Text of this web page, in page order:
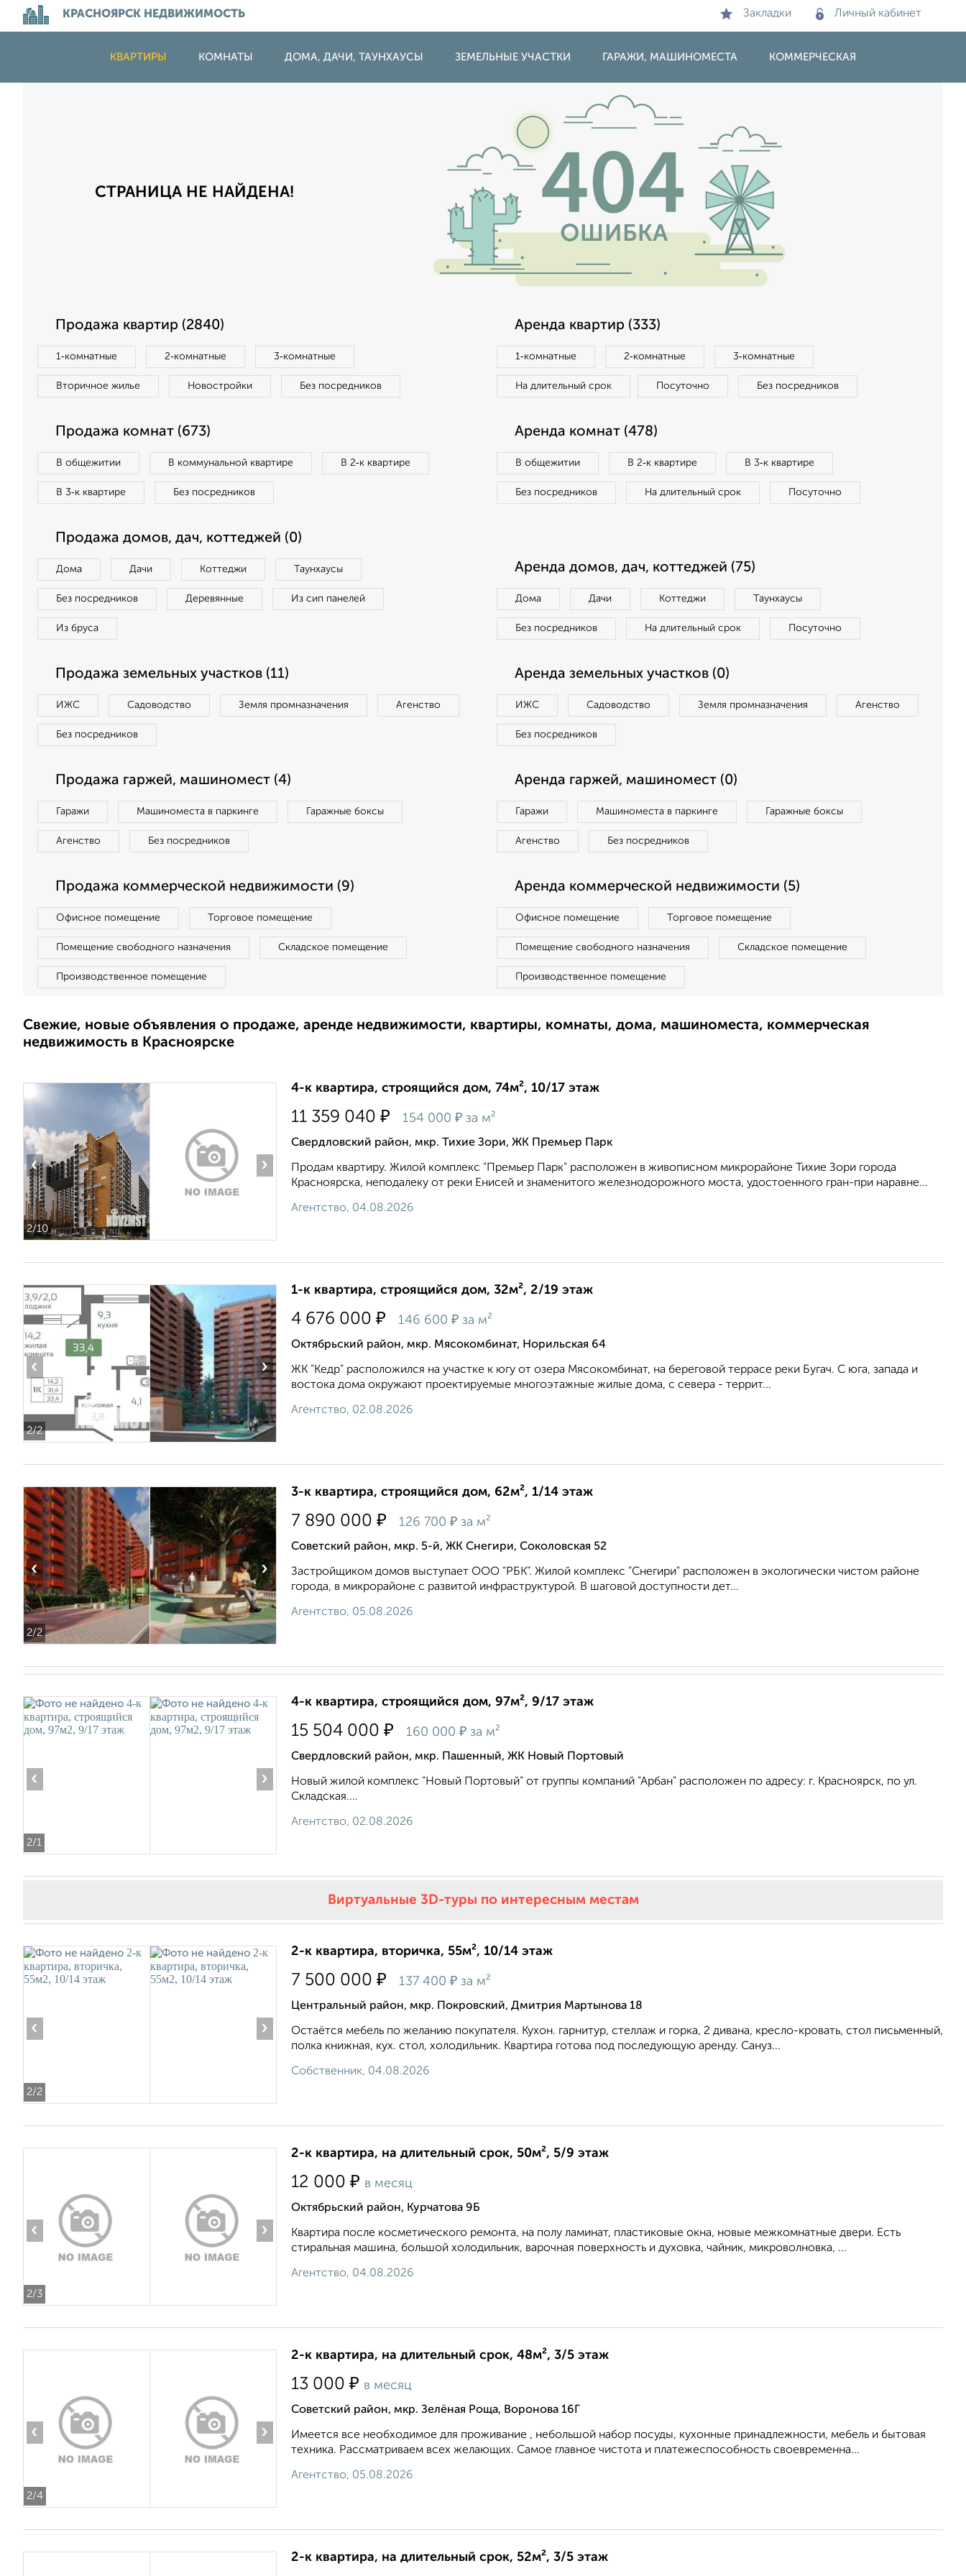
КРАСНОЯРСК НЕДВИЖИМОСТЬ Закладки Личный кабинет
КВАРТИРЫ КОМНАТЫ ДОМА, ДАЧИ, ТАУНХАУСЫ ЗЕМЕЛЬНЫЕ УЧАСТКИ ГАРАЖИ, МАШИНОМЕСТА КОММЕРЧЕСКАЯ
СТРАНИЦА НЕ НАЙДЕНА!
Продажа квартир (2840)
1‑комнатные 2‑комнатные 3‑комнатные
Вторичное жилье Новостройки Без посредников
Аренда квартир (333)
1‑комнатные 2‑комнатные 3‑комнатные
На длительный срок Посуточно Без посредников
Продажа комнат (673)
В общежитии В коммунальной квартире В 2‑к квартире
В 3‑к квартире Без посредников
Аренда комнат (478)
В общежитии В 2‑к квартире В 3‑к квартире
Без посредников На длительный срок Посуточно
Продажа домов, дач, коттеджей (0)
Дома Дачи Коттеджи Таунхаусы
Без посредников Деревянные Из сип панелей
Из бруса
Аренда домов, дач, коттеджей (75)
Дома Дачи Коттеджи Таунхаусы
Без посредников На длительный срок Посуточно
Продажа земельных участков (11)
ИЖС Садоводство Земля промназначения Агенство
Без посредников
Аренда земельных участков (0)
ИЖС Садоводство Земля промназначения Агенство
Без посредников
Продажа гаржей, машиномест (4)
Гаражи Машиноместа в паркинге Гаражные боксы
Агенство Без посредников
Аренда гаржей, машиномест (0)
Гаражи Машиноместа в паркинге Гаражные боксы
Агенство Без посредников
Продажа коммерческой недвижимости (9)
Офисное помещение Торговое помещение
Помещение свободного назначения Складское помещение
Производственное помещение
Аренда коммерческой недвижимости (5)
Офисное помещение Торговое помещение
Помещение свободного назначения Складское помещение
Производственное помещение
Свежие, новые объявления о продаже, аренде недвижимости, квартиры, комнаты, дома, машиноместа, коммерческая
недвижимость в Красноярске
2/10
‹ ›
4-к квартира, строящийся дом, 74м², 10/17 этаж
11 359 040 ₽ 154 000 ₽ за м²
Свердловский район, мкр. Тихие Зори, ЖК Премьер Парк
Продам квартиру. Жилой комплекс "Премьер Парк" расположен в живописном микрорайоне Тихие Зори города
Красноярска, неподалеку от реки Енисей и знаменитого железнодорожного моста, удостоенного гран-при наравне...
Агентство, 04.08.2026
2/2
‹ ›
1-к квартира, строящийся дом, 32м², 2/19 этаж
4 676 000 ₽ 146 600 ₽ за м²
Октябрьский район, мкр. Мясокомбинат, Норильская 64
ЖК "Кедр" расположился на участке к югу от озера Мясокомбинат, на береговой террасе реки Бугач. С юга, запада и
востока дома окружают проектируемые многоэтажные жилые дома, с севера - террит...
Агентство, 02.08.2026
2/2
‹ ›
3-к квартира, строящийся дом, 62м², 1/14 этаж
7 890 000 ₽ 126 700 ₽ за м²
Советский район, мкр. 5-й, ЖК Снегири, Соколовская 52
Застройщиком домов выступает ООО "РБК". Жилой комплекс "Снегири" расположен в экологически чистом районе
города, в микрорайоне с развитой инфраструктурой. В шаговой доступности дет...
Агентство, 05.08.2026
2/1
‹ ›
4-к квартира, строящийся дом, 97м², 9/17 этаж
15 504 000 ₽ 160 000 ₽ за м²
Свердловский район, мкр. Пашенный, ЖК Новый Портовый
Новый жилой комплекс "Новый Портовый" от группы компаний "Арбан" расположен по адресу: г. Красноярск, по ул.
Складская....
Агентство, 02.08.2026
Виртуальные 3D-туры по интересным местам
2/2
‹ ›
2-к квартира, вторичка, 55м², 10/14 этаж
7 500 000 ₽ 137 400 ₽ за м²
Центральный район, мкр. Покровский, Дмитрия Мартынова 18
Остаётся мебель по желанию покупателя. Кухон. гарнитур, стеллаж и горка, 2 дивана, кресло-кровать, стол письменный,
полка книжная, кух. стол, холодильник. Квартира готова под последующую аренду. Сануз...
Собственник, 04.08.2026
2/3
‹ ›
2-к квартира, на длительный срок, 50м², 5/9 этаж
12 000 ₽ в месяц
Октябрьский район, Курчатова 9Б
Квартира после косметического ремонта, на полу ламинат, пластиковые окна, новые межкомнатные двери. Есть
стиральная машина, большой холодильник, варочная поверхность и духовка, чайник, микроволновка, ...
Агентство, 04.08.2026
2/4
‹ ›
2-к квартира, на длительный срок, 48м², 3/5 этаж
13 000 ₽ в месяц
Советский район, мкр. Зелёная Роща, Воронова 16Г
Имеется все необходимое для проживание , небольшой набор посуды, кухонные принадлежности, мебель и бытовая
техника. Рассматриваем всех желающих. Самое главное чистота и платежеспособность своевременна...
Агентство, 05.08.2026
2-к квартира, на длительный срок, 52м², 3/5 этаж